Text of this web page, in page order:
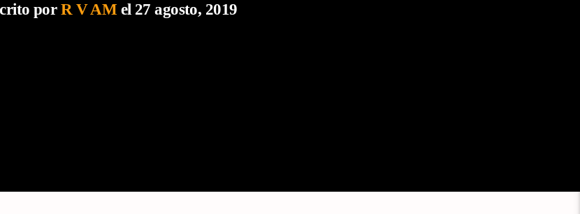
porR V AM el 27 agosto, 2019